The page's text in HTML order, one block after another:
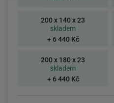
200 x 140 x 23
skladem
+ 6 440 Kč
200 x 180 x 23
skladem
+ 6 440 Kč